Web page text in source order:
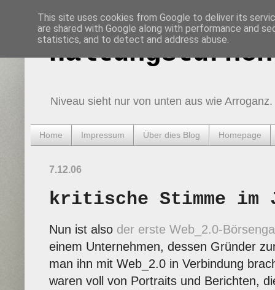
Haltungsturnen
Niveau sieht nur von unten aus wie Arroganz.
Home Impressum Über dies Blog Homepage
7.12.06
kritische Stimme im
Nun ist also der erste Web_2.0-
einem Unternehmen, dessen Gründer
man ihn mit Web_2.0 in Verbindung
waren voll von Portraits und Berichten,
This site uses cookies from Google to deliver its
are shared with Google along with performance and
statistics, and to detect and address abuse.